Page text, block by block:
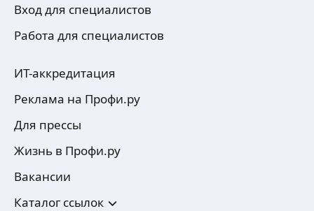
Вход для специалистов
Работа для специалистов
ИТ-аккредитация
Реклама на Профи.ру
Для прессы
Жизнь в Профи.ру
Вакансии
Каталог ссылок